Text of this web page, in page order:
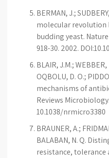
BERMAN, J.;
molecular revolution
budding yeast. Nature
918-30. 2002.
BLAIR, J.M.; WEBBER,
OQBOLU, D. O.;
mechanisms of
Reviews
10.1038/nrmicro3380
BRAUNER, A.;
BALABAN, N. Q.
resistance, tolerance